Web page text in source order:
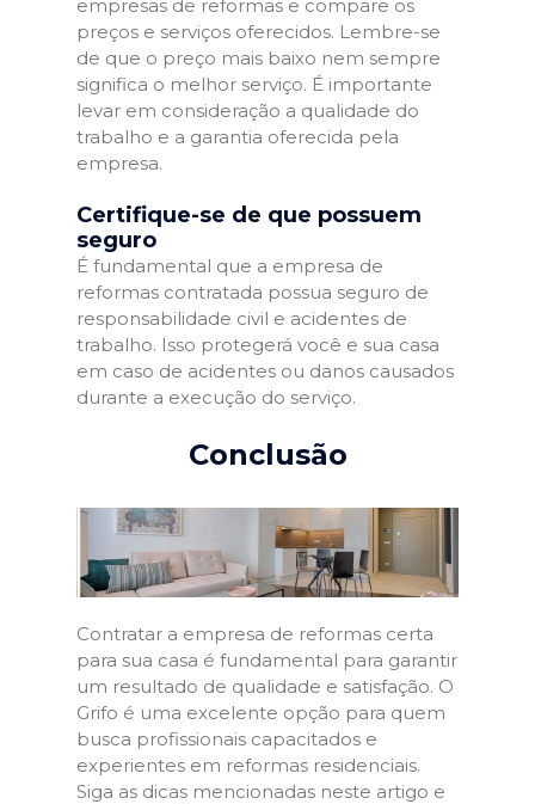
empresas de reformas e compare os
preços e serviços oferecidos. Lembre-se
de que o preço mais baixo nem sempre
significa o melhor serviço. É importante
levar em consideração a qualidade do
trabalho e a garantia oferecida pela
empresa.
Certifique-se de que possuem
seguro
É fundamental que a empresa de
reformas contratada possua seguro de
responsabilidade civil e acidentes de
trabalho. Isso protegerá você e sua casa
em caso de acidentes ou danos causados
durante a execução do serviço.
Conclusão
Contratar a empresa de reformas certa
para sua casa é fundamental para garantir
um resultado de qualidade e satisfação. O
Grifo é uma excelente opção para quem
busca profissionais capacitados e
experientes em reformas residenciais.
Siga as dicas mencionadas neste artigo e